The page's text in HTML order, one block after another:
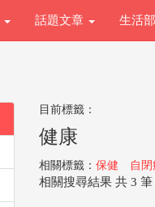
話題文章 生活
目前標籤：
健康
相關標籤： 保健 自閉
相關搜尋結果 共 3 筆